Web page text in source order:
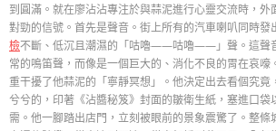
到圓滿。就在廖沾沾專注於與蒜泥進行心靈交流時，
對勁的信號。首先是聲音。街上所有的汽車喇叭同時發
檢不斷、低沉且潮濕的「咕嚕——咕嚕——」聲。這聲
常的鳴笛聲，而像是一個巨大的、消化不良的胃在哀
重干擾了他蒜泥的「寧靜冥想」。他決定出去看個究竟
兮兮的，印著《沾醬秘笈》封面的皺衛生紙，塞進口袋
需。他一腳踏出店門，立刻被眼前的景象震驚了。整條